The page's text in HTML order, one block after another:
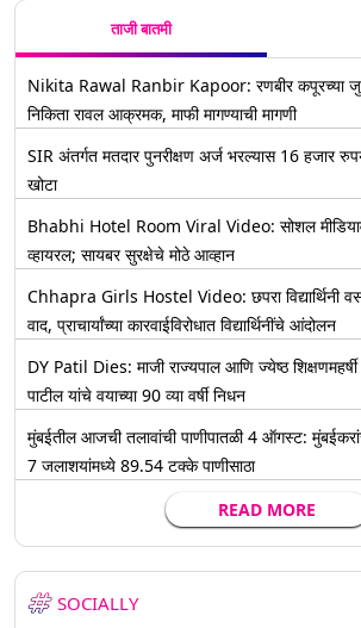
ताजी बातमी
Nikita Rawal Ranbir Kapoor: रणबीर कपूरच्या
निकिता रावल आक्रमक, माफी मागण्याची मागणी
SIR अंतर्गत मतदार पुनरीक्षण अर्ज भरल्यास 16 हजार
खोटा
Bhabhi Hotel Room Viral Video: सोशल
व्हायरल; सायबर सुरक्षेचे मोठे आव्हान
Chhapra Girls Hostel Video: छपरा विद्यार्थिनी
वाद, प्राचार्यांच्या कारवाईविरोधात विद्यार्थिनींचे आंदोलन
DY Patil Dies: माजी राज्यपाल आणि ज्येष्ठ
पाटील यांचे वयाच्या 90 व्या वर्षी निधन
मुंबईतील आजची तलावांची पाणीपातळी 4 ऑगस्ट:
7 जलाशयांमध्ये 89.54 टक्के पाणीसाठा
READ MORE
SOCIALLY